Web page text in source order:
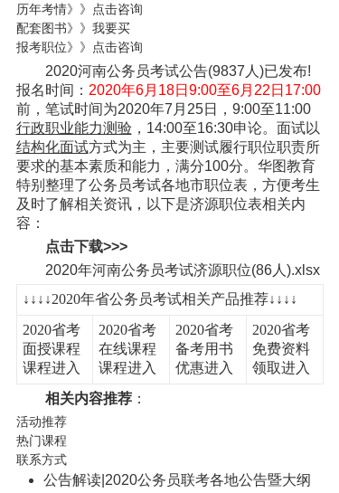
历年考情》》点击咨询
配套图书》》我要买
报考职位》》点击咨询
2020河南公务员考试公告(9837人)已发布!
报名时间： 2020年6月18日9:00至6月22日17:00
前，笔试时间为2020年7月25日，9:00至11:00
行政职业能力测验 ，14:00至16:30申论。面试以
结构化面试方式为主，主要测试履行职位职责所
要求的基本素质和能力，满分100分。华图教育
特别整理了公务员考试各地市职位表，方便考生
及时了解相关资讯，以下是济源职位表相关内
容：
点击下载>>>
2020年河南公务员考试济源职位(86人).xlsx
↓↓↓↓2020年省公务员考试相关产品推荐↓↓↓↓
2020省考
面授课程
课程进入
2020省考
在线课程
课程进入
2020省考
备考用书
优惠进入
2020省考
免费资料
领取进入
相关内容推荐：
活动推荐
热门课程
联系方式
公告解读| 2020公务员联考各地公告暨大纲